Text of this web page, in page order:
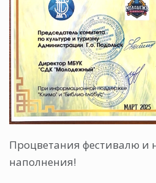
Процветания фестивалю и
наполнения!